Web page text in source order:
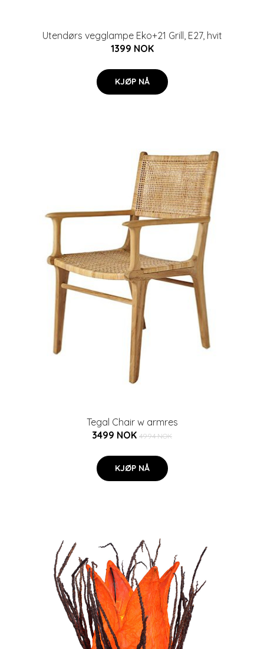
Utendørs vegglampe Eko+21 Grill, E27, hvit
1399 NOK
KJØP NÅ
Tegal Chair w armres
3499 NOK 4994 NOK
KJØP NÅ